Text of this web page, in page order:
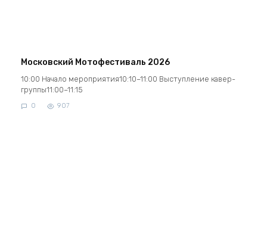
Московский Мотофестиваль 2026
10:00 Начало мероприятия10:10–11:00 Выступление кавер-
группы11:00–11:15
0 907